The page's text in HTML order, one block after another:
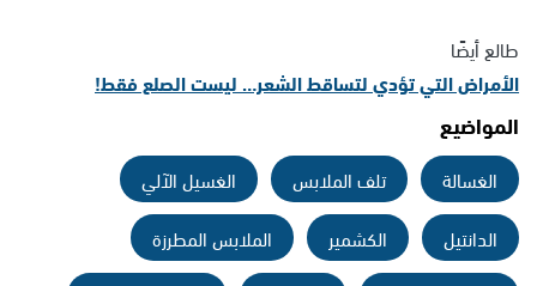
طالع أيضًا
الأمراض التي تؤدي لتساقط الشعر… ليست الصلع فقط!
المواضيع
الغسالة تلف الملابس
الغسيل الآلي
الدانتيل
الكشمير
الملابس المطرزة